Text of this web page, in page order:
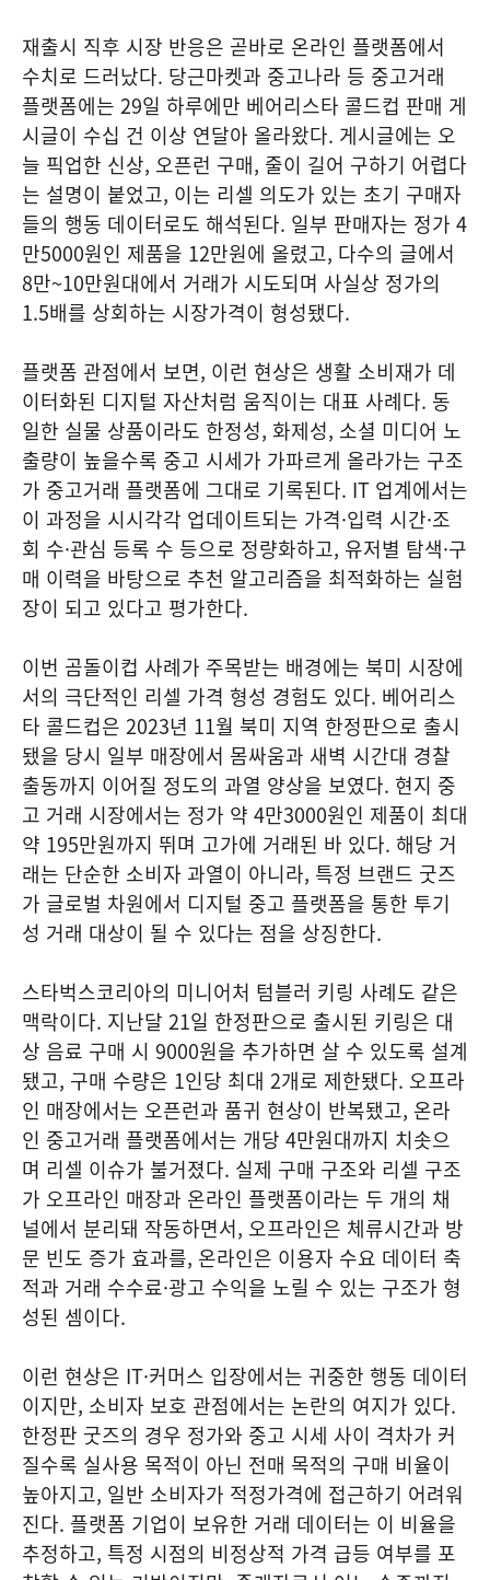
재출시 직후 시장 반응은 곧바로 온라인 플랫폼에서
수치로 드러났다. 당근마켓과 중고나라 등 중고거래
플랫폼에는 29일 하루에만 베어리스타 콜드컵 판매 게
시글이 수십 건 이상 연달아 올라왔다. 게시글에는 오
늘 픽업한 신상, 오픈런 구매, 줄이 길어 구하기 어렵다
는 설명이 붙었고, 이는 리셀 의도가 있는 초기 구매자
들의 행동 데이터로도 해석된다. 일부 판매자는 정가 4
만5000원인 제품을 12만원에 올렸고, 다수의 글에서
8만~10만원대에서 거래가 시도되며 사실상 정가의
1.5배를 상회하는 시장가격이 형성됐다.
플랫폼 관점에서 보면, 이런 현상은 생활 소비재가 데
이터화된 디지털 자산처럼 움직이는 대표 사례다. 동
일한 실물 상품이라도 한정성, 화제성, 소셜 미디어 노
출량이 높을수록 중고 시세가 가파르게 올라가는 구조
가 중고거래 플랫폼에 그대로 기록된다. IT 업계에서는
이 과정을 시시각각 업데이트되는 가격·입력 시간·조
회 수·관심 등록 수 등으로 정량화하고, 유저별 탐색·구
매 이력을 바탕으로 추천 알고리즘을 최적화하는 실험
장이 되고 있다고 평가한다.
이번 곰돌이컵 사례가 주목받는 배경에는 북미 시장에
서의 극단적인 리셀 가격 형성 경험도 있다. 베어리스
타 콜드컵은 2023년 11월 북미 지역 한정판으로 출시
됐을 당시 일부 매장에서 몸싸움과 새벽 시간대 경찰
출동까지 이어질 정도의 과열 양상을 보였다. 현지 중
고 거래 시장에서는 정가 약 4만3000원인 제품이 최대
약 195만원까지 뛰며 고가에 거래된 바 있다. 해당 거
래는 단순한 소비자 과열이 아니라, 특정 브랜드 굿즈
가 글로벌 차원에서 디지털 중고 플랫폼을 통한 투기
성 거래 대상이 될 수 있다는 점을 상징한다.
스타벅스코리아의 미니어처 텀블러 키링 사례도 같은
맥락이다. 지난달 21일 한정판으로 출시된 키링은 대
상 음료 구매 시 9000원을 추가하면 살 수 있도록 설계
됐고, 구매 수량은 1인당 최대 2개로 제한됐다. 오프라
인 매장에서는 오픈런과 품귀 현상이 반복됐고, 온라
인 중고거래 플랫폼에서는 개당 4만원대까지 치솟으
며 리셀 이슈가 불거졌다. 실제 구매 구조와 리셀 구조
가 오프라인 매장과 온라인 플랫폼이라는 두 개의 채
널에서 분리돼 작동하면서, 오프라인은 체류시간과 방
문 빈도 증가 효과를, 온라인은 이용자 수요 데이터 축
적과 거래 수수료·광고 수익을 노릴 수 있는 구조가 형
성된 셈이다.
이런 현상은 IT·커머스 입장에서는 귀중한 행동 데이터
이지만, 소비자 보호 관점에서는 논란의 여지가 있다.
한정판 굿즈의 경우 정가와 중고 시세 사이 격차가 커
질수록 실사용 목적이 아닌 전매 목적의 구매 비율이
높아지고, 일반 소비자가 적정가격에 접근하기 어려워
진다. 플랫폼 기업이 보유한 거래 데이터는 이 비율을
추정하고, 특정 시점의 비정상적 가격 급등 여부를 포